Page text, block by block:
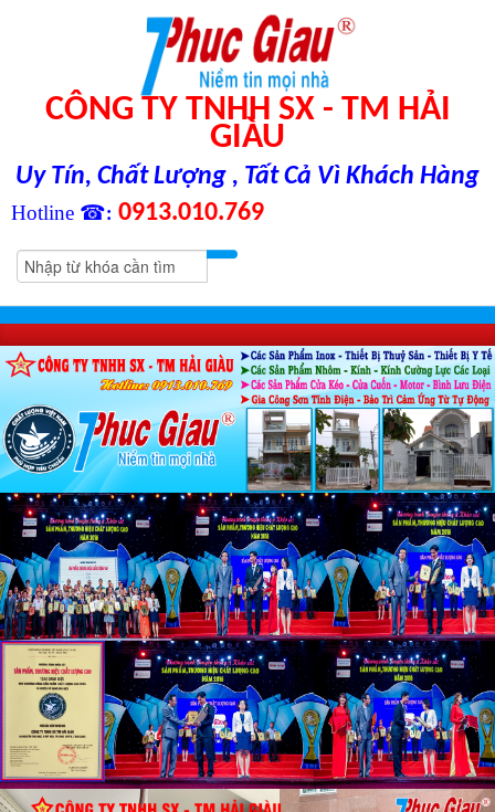
CÔNG TY TNHH SX - TM HẢI
GIÀU
Uy Tín, Chất Lượng , Tất Cả Vì Khách Hàng
Hotline ☎: 0913.010.769